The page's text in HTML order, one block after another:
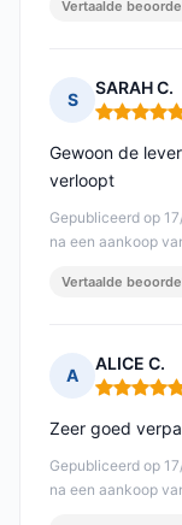
Vertaalde
S
SARAH C.
Gepubliceerd op
na een aankoop
Gewoon de
verloopt
Vertaalde
A
ALICE C.
Gepubliceerd op
na een aankoop
Zeer goed